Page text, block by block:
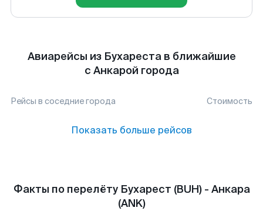
Авиарейсы из Бухареста в ближайшие
с Анкарой города
Рейсы в соседние города Стоимость
Показать больше рейсов
Факты по перелёту Бухарест (BUH) - Анкара
(ANK)